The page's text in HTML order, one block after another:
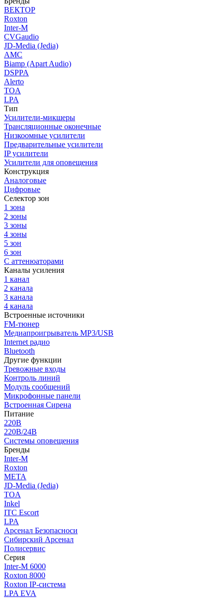
ВЕКТОР
Roxton
Inter-M
CVGaudio
JD-Media (Jedia)
AMC
Biamp (Apart Audio)
DSPPA
Alerto
TOA
LPA
Тип
Усилители-микшеры
Трансляционные оконечные
Низкоомные усилители
Предварительные усилители
IP усилители
Усилители для оповещения
Конструкция
Аналоговые
Цифровые
Селектор зон
1 зона
2 зоны
3 зоны
4 зоны
5 зон
6 зон
С аттенюаторами
Каналы усиления
1 канал
2 канала
3 канала
4 канала
Встроенные источники
FM-тюнер
Медиапроигрыватель MP3/USB
Internet радио
Bluetooth
Другие функции
Тревожные входы
Контроль линий
Модуль сообщений
Микрофонные панели
Встроенная Сирена
Питание
220В
220В/24В
Системы оповещения
Бренды
Inter-M
Roxton
МЕТА
JD-Media (Jedia)
TOA
Inkel
ITC Escort
LPA
Арсенал Безопасноси
Сибирский Арсенал
Полисервис
Серия
Inter-M 6000
Roxton 8000
Roxton IP-система
LPA EVA